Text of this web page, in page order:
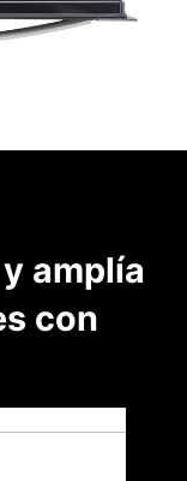
amplía
con